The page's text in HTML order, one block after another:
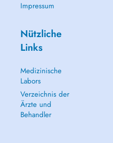
Impressum
Nützliche
Links
Medizinische
Labors
Verzeichnis der
Ärzte und
Behandler